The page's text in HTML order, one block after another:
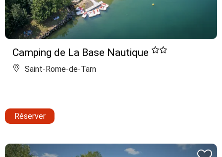
Camping de La Base Nautique
Saint-Rome-de-Tarn
Réserver